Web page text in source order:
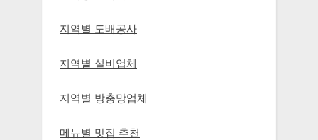
지역별 도배공사
지역별 설비업체
지역별 방충망업체
메뉴별 맛집 추천